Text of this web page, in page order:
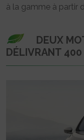
à la gamme à partir
DEUX
DÉLIVRANT 400